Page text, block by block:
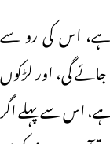
ہے، اس کی رو سے
جائے گی، اور لڑکوں
گئی ہے، اس سے پہلے اگر